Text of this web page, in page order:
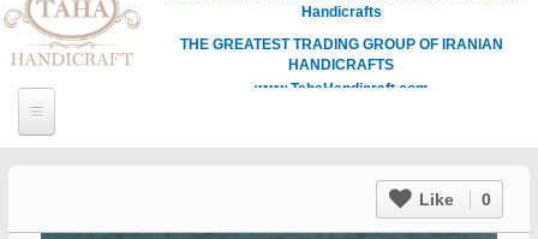
Handicrafts
THE GREATEST TRADING GROUP OF IRANIAN
HANDICRAFTS
www.TahaHandicraft.com
Like 0